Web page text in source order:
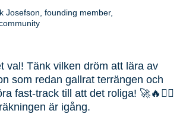
Josefson, founding member,
val! Tänk vilken dröm att lära av
som redan gallrat terrängen och
fast-track till att det roliga! 🚀🔥🙋‍♀️
är igång.